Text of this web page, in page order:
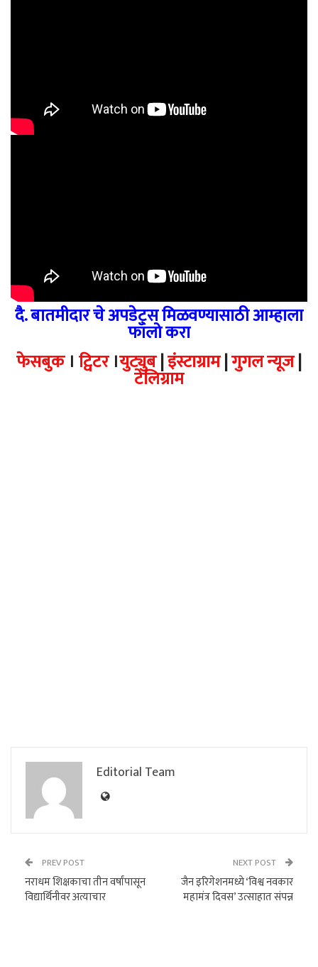
दै. बातमीदार चे अपडेट्स मिळवण्यासाठी आम्हाला
फॉलो करा
फेसबुक। ट्विटर।युट्युब|इंस्टाग्राम|गुगल न्यूज|
टेलिग्राम
Editorial Team
PREV POST
नराधम शिक्षकाचा तीन वर्षांपासून
विद्यार्थिनीवर अत्याचार
NEXT POST
जैन इरिगेशनमध्ये ‘विश्व नवकार
महामंत्र दिवस’ उत्साहात संपन्न